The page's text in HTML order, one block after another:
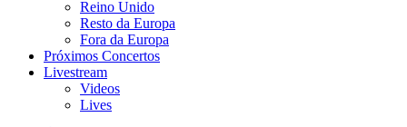
Reino Unido
Resto da Europa
Fora da Europa
Próximos Concertos
Livestream
Videos
Lives